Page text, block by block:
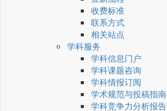
收费标准
联系方式
相关站点
学科服务
学科信息门户
学科课题咨询
学科情报订阅
学术规范与投稿指南
学科竞争力分析报告